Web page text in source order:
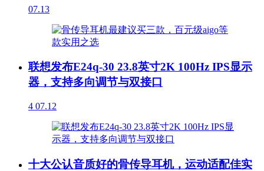
07.13
联想发布E24q-30 23.8英寸2K 100Hz IPS显示
器，支持多向调节与双接口
4 07.12
十大公认音质好的骨传导耳机，运动适配佳实